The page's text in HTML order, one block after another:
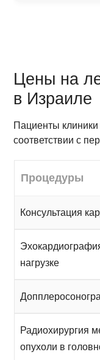
Цены на
в Израиле
Пациенты клиники
соответствии с
Процедуры
Консультация
нагрузке
Радиохирургия
опухоли в